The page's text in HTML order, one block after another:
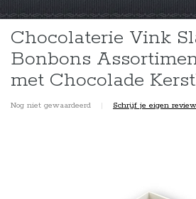
Chocolaterie Vink
Bonbons
met Chocolade
Nog niet gewaardeerd | Schrijf je eigen review